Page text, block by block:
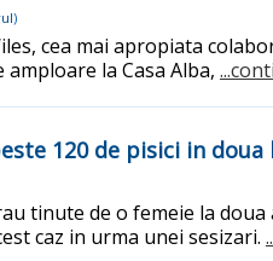
)
cea mai apropiata
la Casa Alba,
120 de pisici in
tinute de o femeie la
caz in urma unei sesizari.